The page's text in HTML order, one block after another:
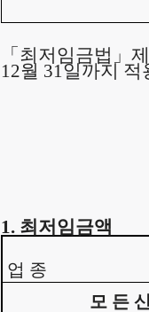
「 최저임금법 」 제
12월 31일까지 적
1. 최저임금액
업 종
모 든